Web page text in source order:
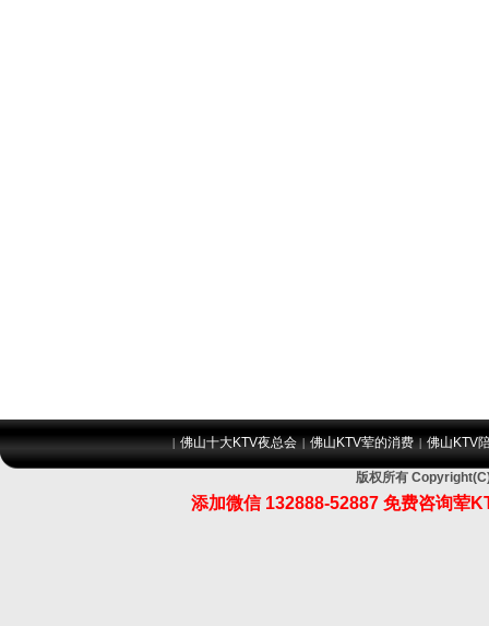
|佛山十大KTV夜总会 |佛山KTV荤的消费 |佛山KTV
版权所有
添加微信 132888-52887 免费咨询荤